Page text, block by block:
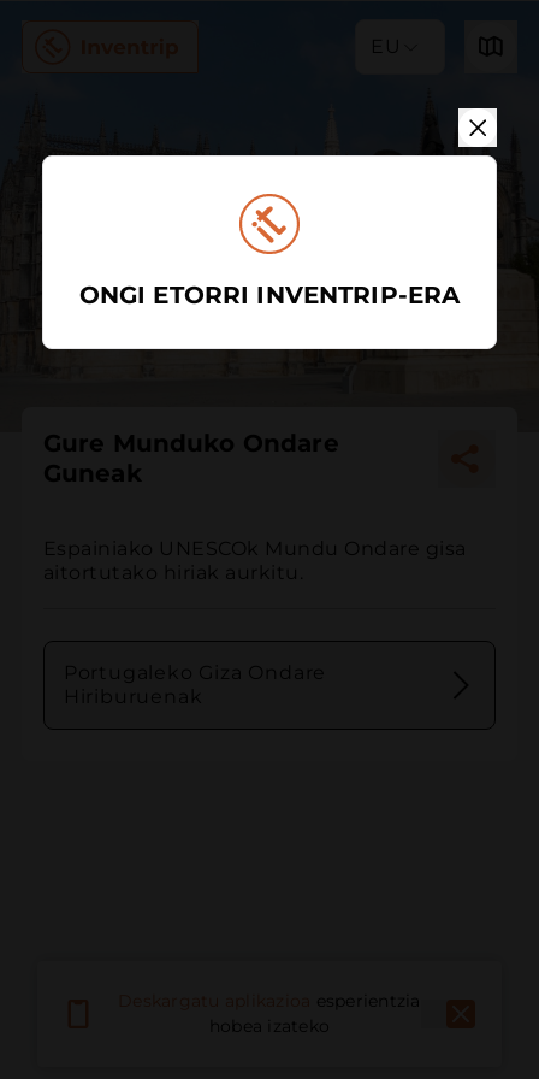
EU
Gure Munduko Ondare
Guneak
Espainiako UNESCOk Mundu Ondare gisa
aitortutako hiriak aurkitu.
esperientzia
hobea izateko
ONGI ETORRI INVENTRIP-ERA